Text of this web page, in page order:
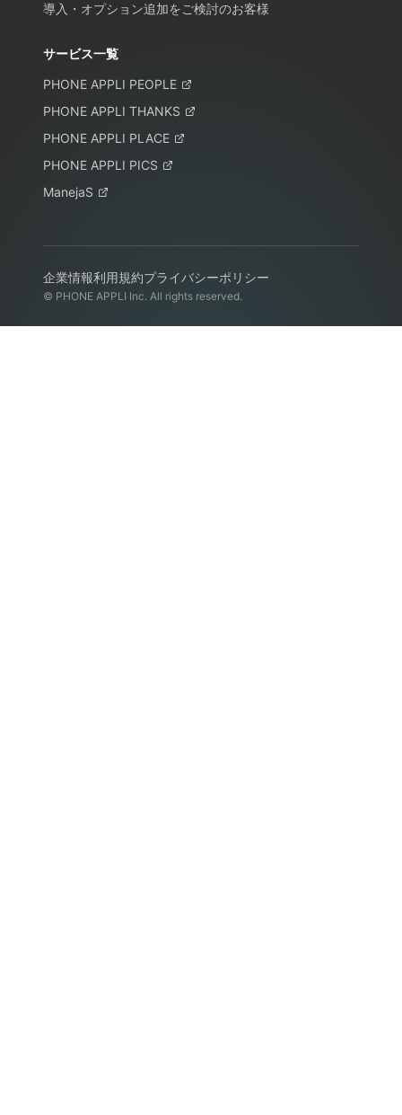
導入・オプション追加をご検討のお客様
サービス一覧
PHONE APPLI PEOPLE
PHONE APPLI THANKS
PHONE APPLI PLACE
PHONE APPLI PICS
ManejaS
企業情報利用規約プライバシーポリシー
© PHONE APPLI Inc. All rights reserved.